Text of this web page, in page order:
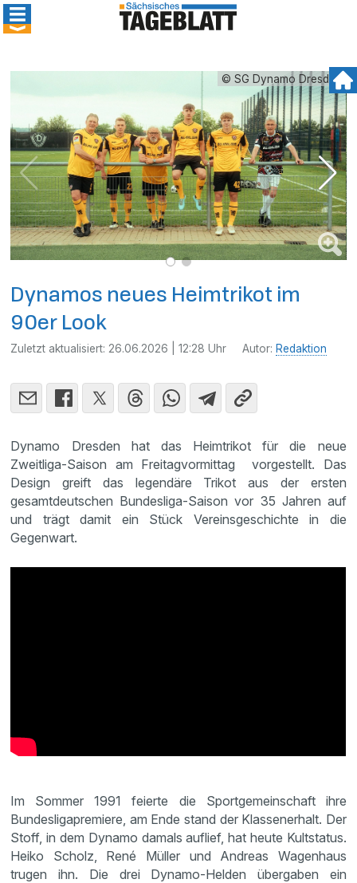
© SG Dynamo Dresden
Dynamos neues Heimtrikot im
90er Look
Zuletzt aktualisiert: 26.06.2026 | 12:28 Uhr Autor: Redaktion
Dynamo Dresden hat das Heimtrikot für die neue
Zweitliga-Saison am Freitagvormittag vorgestellt. Das
Design greift das legendäre Trikot aus der ersten
gesamtdeutschen Bundesliga-Saison vor 35 Jahren auf
und trägt damit ein Stück Vereinsgeschichte in die
Gegenwart.
Im Sommer 1991 feierte die Sportgemeinschaft ihre
Bundesligapremiere, am Ende stand der Klassenerhalt. Der
Stoff, in dem Dynamo damals auflief, hat heute Kultstatus.
Heiko Scholz, René Müller und Andreas Wagenhaus
trugen ihn. Die drei Dynamo-Helden übergaben ein